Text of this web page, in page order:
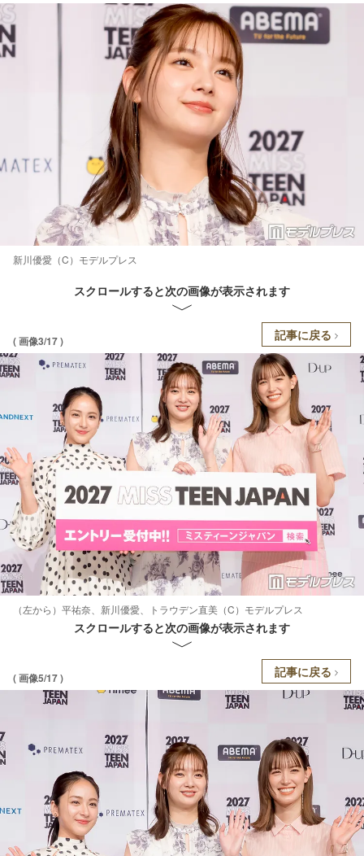
新川優愛（C）モデルプレス
スクロールすると次の画像が表示されます
( 画像3/17 ) 記事に戻る
（左から）平祐奈、新川優愛、トラウデン直美（C）モデルプレス
スクロールすると次の画像が表示されます
( 画像5/17 ) 記事に戻る